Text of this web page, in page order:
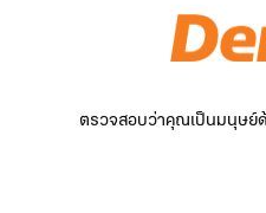
ตรวจสอบว่าคุณเป็นมนุษย์